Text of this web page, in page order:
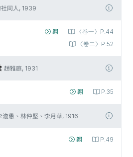
同人, 1939
翺
〈卷一〉P.44
〈卷二〉P.52
趙雅庭, 1931
翺 P.35
澹愚、林仲堅、李月華, 1916
翺 P.49